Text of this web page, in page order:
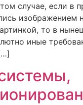
случае, если в
изображением
то в
иные